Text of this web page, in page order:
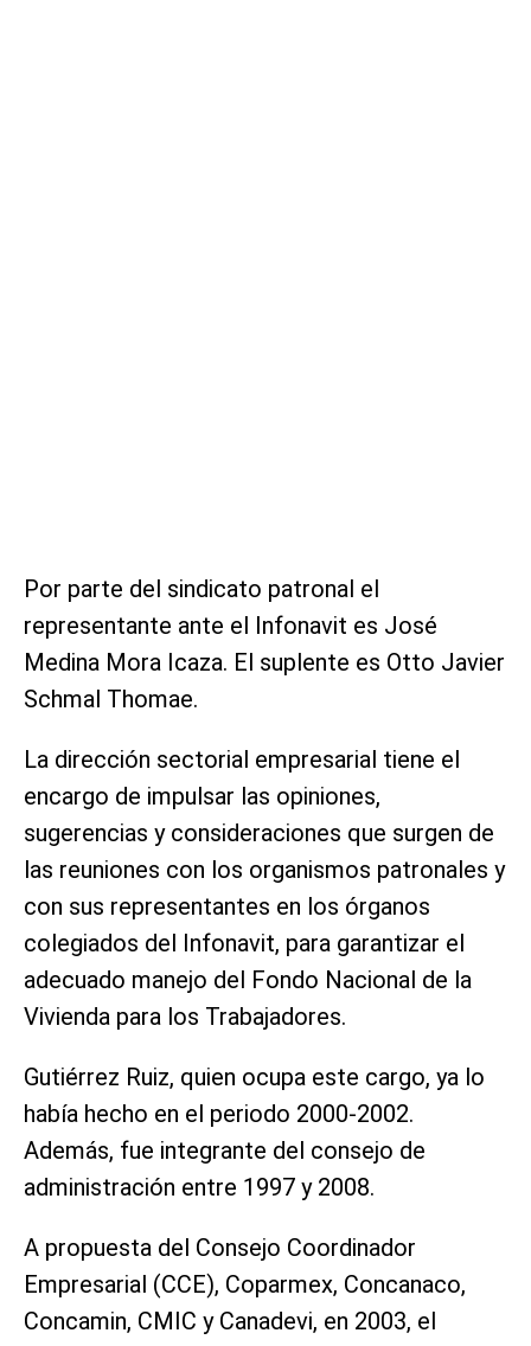
Por parte del sindicato patronal el
representante ante el Infonavit es José
Medina Mora Icaza. El suplente es Otto Javier
Schmal Thomae.
La dirección sectorial empresarial tiene el
encargo de impulsar las opiniones,
sugerencias y consideraciones que surgen de
las reuniones con los organismos patronales y
con sus representantes en los órganos
colegiados del Infonavit, para garantizar el
adecuado manejo del Fondo Nacional de la
Vivienda para los Trabajadores.
Gutiérrez Ruiz, quien ocupa este cargo, ya lo
había hecho en el periodo 2000-2002.
Además, fue integrante del consejo de
administración entre 1997 y 2008.
A propuesta del Consejo Coordinador
Empresarial (CCE), Coparmex, Concanaco,
Concamin, CMIC y Canadevi, en 2003, el